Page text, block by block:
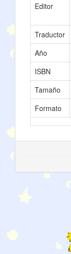
Editor
Traductor
Año
ISBN
Tamaño
Formato